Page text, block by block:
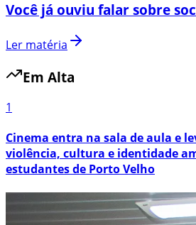
Você já ouviu falar sobre
Ler matéria
Em Alta
1
Cinema entra na sala de aula e
violência, cultura e identidade
estudantes de Porto Velho